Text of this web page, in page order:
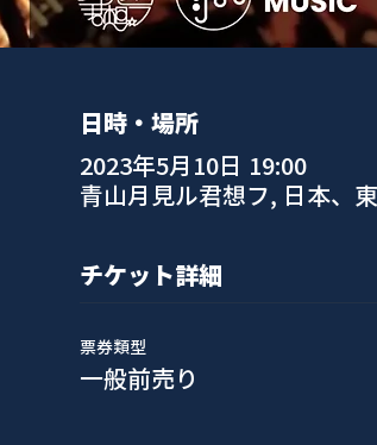
日時・場所
2023年5月10日 19:00
青山月見ル君想フ, 日本、
チケット詳細
票券類型
一般前売り